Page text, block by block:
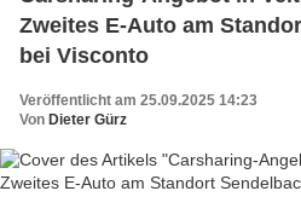
Zweites E-Auto am
bei Visconto
Veröffentlicht am 25.09.2025 14:23
Von Dieter Gürz